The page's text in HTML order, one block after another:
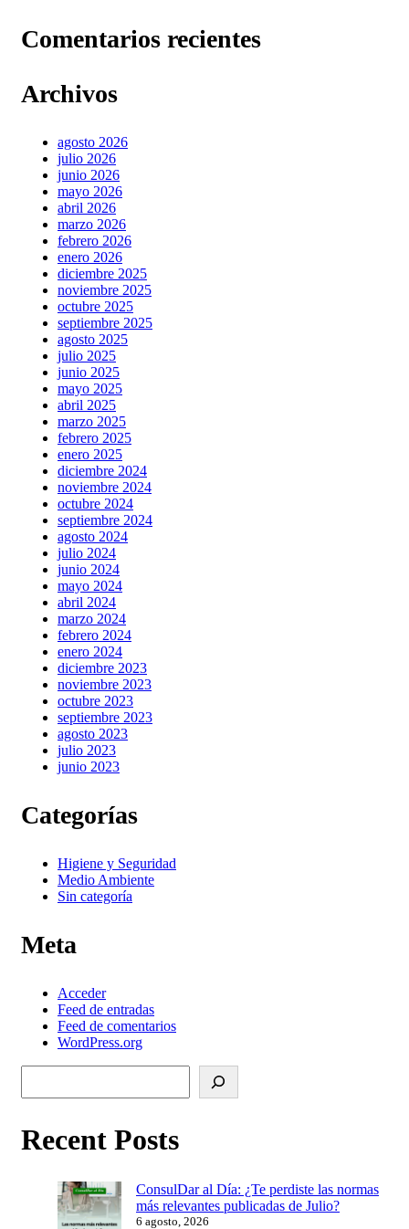
Comentarios recientes
Archivos
agosto 2026
julio 2026
junio 2026
mayo 2026
abril 2026
marzo 2026
febrero 2026
enero 2026
diciembre 2025
noviembre 2025
octubre 2025
septiembre 2025
agosto 2025
julio 2025
junio 2025
mayo 2025
abril 2025
marzo 2025
febrero 2025
enero 2025
diciembre 2024
noviembre 2024
octubre 2024
septiembre 2024
agosto 2024
julio 2024
junio 2024
mayo 2024
abril 2024
marzo 2024
febrero 2024
enero 2024
diciembre 2023
noviembre 2023
octubre 2023
septiembre 2023
agosto 2023
julio 2023
junio 2023
Categorías
Higiene y Seguridad
Medio Ambiente
Sin categoría
Meta
Acceder
Feed de entradas
Feed de comentarios
WordPress.org
Recent Posts
ConsulDar al Día: ¿Te perdiste las normas
más relevantes publicadas de Julio?
6 agosto, 2026